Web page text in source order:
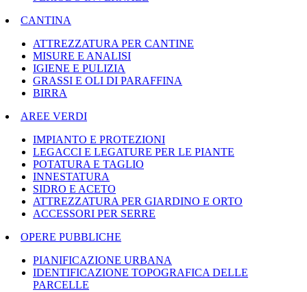
CANTINA
ATTREZZATURA PER CANTINE
MISURE E ANALISI
IGIENE E PULIZIA
GRASSI E OLI DI PARAFFINA
BIRRA
AREE VERDI
IMPIANTO E PROTEZIONI
LEGACCI E LEGATURE PER LE PIANTE
POTATURA E TAGLIO
INNESTATURA
SIDRO E ACETO
ATTREZZATURA PER GIARDINO E ORTO
ACCESSORI PER SERRE
OPERE PUBBLICHE
PIANIFICAZIONE URBANA
IDENTIFICAZIONE TOPOGRAFICA DELLE
PARCELLE